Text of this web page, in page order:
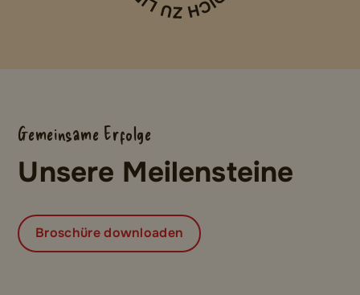
Gemeinsame Erfolge
Unsere Meilensteine
Broschüre downloaden